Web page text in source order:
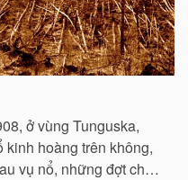
ở vùng Tunguska,
kinh hoàng trên không,
vụ nổ, những đợt chấn